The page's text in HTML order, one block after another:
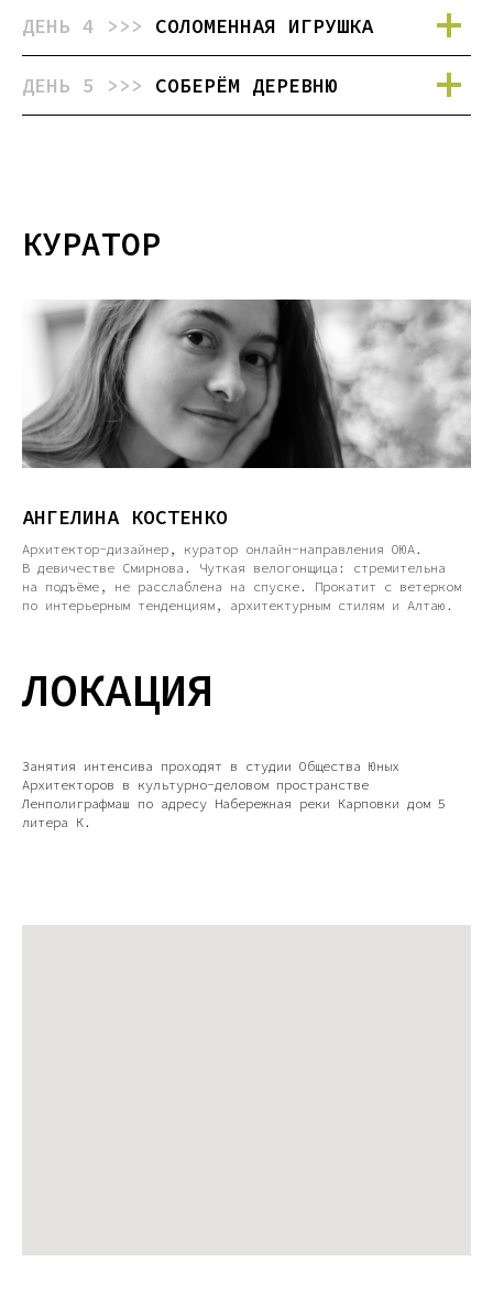
ДЕНЬ 4 >>> СОЛОМЕННАЯ ИГРУШКА
ДЕНЬ 5 >>> СОБЕРЁМ ДЕРЕВНЮ
КУРАТОР
АНГЕЛИНА КОСТЕНКО
Архитектор-дизайнер, куратор онлайн-направления ОЮА.
В девичестве Смирнова. Чуткая велогонщица: стремительна
на подъёме, не расслаблена на спуске. Прокатит с ветерком
по интерьерным тенденциям, архитектурным стилям и Алтаю.
ЛОКАЦИЯ
Занятия интенсива проходят в студии Общества Юных
Архитекторов в культурно-деловом пространстве
Ленполиграфмаш по адресу Набережная реки Карповки дом 5
литера К.